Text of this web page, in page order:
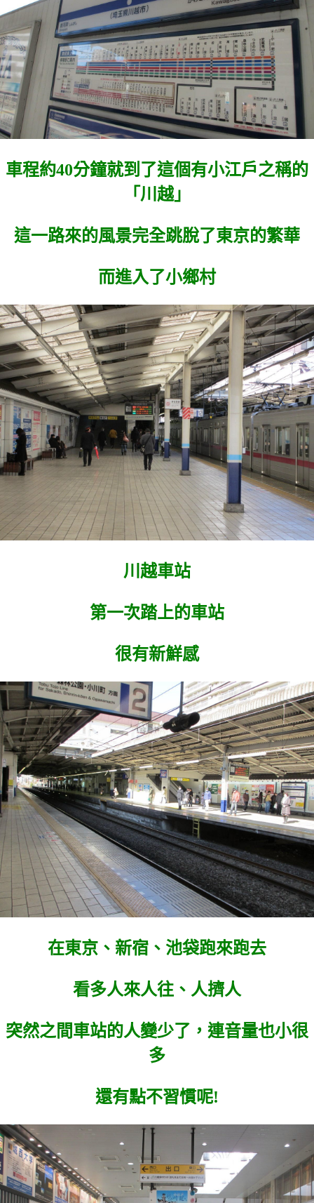
車程約40分鐘就到了這個有小江戶之稱的
「川越」
這一路來的風景完全跳脫了東京的繁華
而進入了小鄉村
川越車站
第一次踏上的車站
很有新鮮感
在東京、新宿、池袋跑來跑去
看多人來人往、人擠人
突然之間車站的人變少了，連音量也小很
多
還有點不習慣呢!